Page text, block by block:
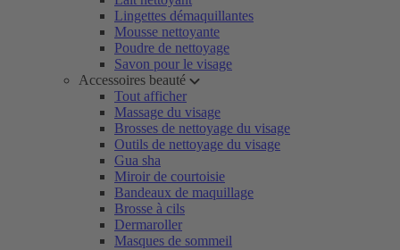
Lingettes démaquillantes
Mousse nettoyante
Poudre de nettoyage
Savon pour le visage
Accessoires beauté
Tout afficher
Massage du visage
Brosses de nettoyage du visage
Outils de nettoyage du visage
Gua sha
Miroir de courtoisie
Bandeaux de maquillage
Brosse à cils
Dermaroller
Masques de sommeil